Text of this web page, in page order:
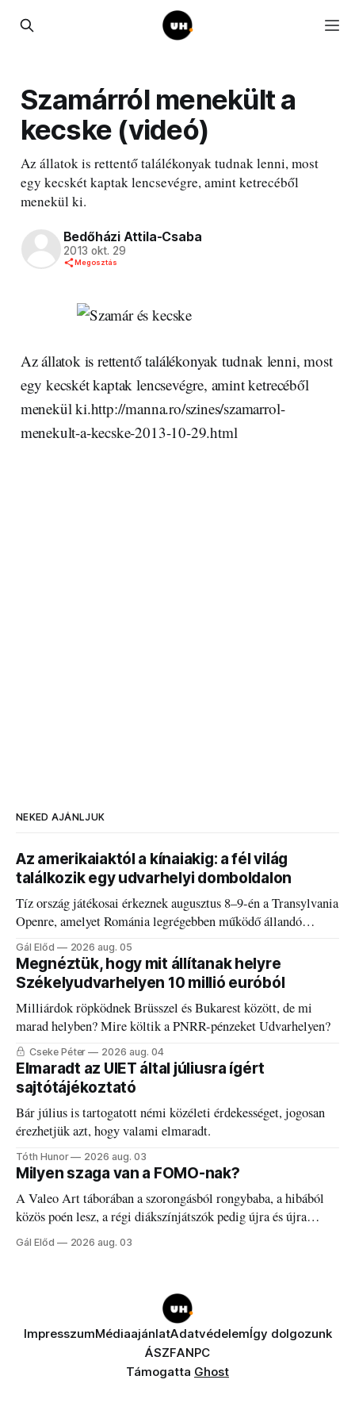
Szamárról menekült a
kecske (videó)
Az állatok is rettentő találékonyak tudnak lenni, most
egy kecskét kaptak lencsevégre, amint ketrecéből
menekül ki.
Bedőházi Attila-Csaba
2013 okt. 29
Megosztás
Az állatok is rettentő találékonyak tudnak lenni, most
egy kecskét kaptak lencsevégre, amint ketrecéből
menekül ki.http://manna.ro/szines/szamarrol-
menekult-a-kecske-2013-10-29.html
NEKED AJÁNLJUK
Az amerikaiaktól a kínaiakig: a fél világ
találkozik egy udvarhelyi domboldalon
Tíz ország játékosai érkeznek augusztus 8–9-én a Transylvania
Openre, amelyet Románia legrégebben működő állandó
discgolfpályáján rendeznek meg.
Gál Előd 2026 aug. 05
Megnéztük, hogy mit állítanak helyre
Székelyudvarhelyen 10 millió euróból
Milliárdok röpködnek Brüsszel és Bukarest között, de mi
marad helyben? Mire költik a PNRR-pénzeket Udvarhelyen?
Cseke Péter 2026 aug. 04
Elmaradt az UIET által júliusra ígért
sajtótájékoztató
Bár július is tartogatott némi közéleti érdekességet, jogosan
érezhetjük azt, hogy valami elmaradt.
Tóth Hunor 2026 aug. 03
Milyen szaga van a FOMO-nak?
A Valeo Art táborában a szorongásból rongybaba, a hibából
közös poén lesz, a régi diákszínjátszók pedig újra és újra
visszatalálnak egymáshoz.
Gál Előd 2026 aug. 03
ImpresszumMédiaajánlatAdatvédelemÍgy dolgozunk
ÁSZFANPC
Támogatta Ghost